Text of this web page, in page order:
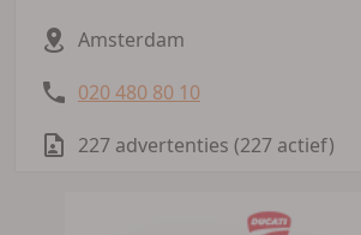
Amsterdam
020 480 80 10
227 advertenties (227 actief)